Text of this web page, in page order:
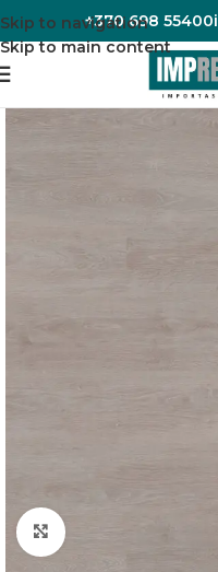
Skip to navigation
Skip to main content
+370 698 55400
Pradžia Laminuotos
Padidinti nuotrauką